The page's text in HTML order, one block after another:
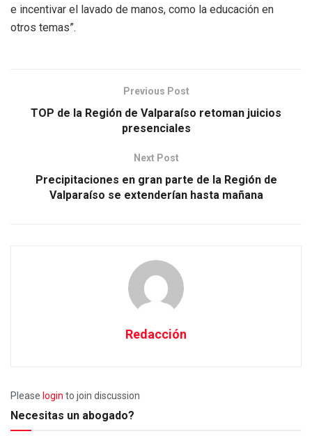
e incentivar el lavado de manos, como la educación en
otros temas”.
Previous Post
TOP de la Región de Valparaíso retoman juicios
presenciales
Next Post
Precipitaciones en gran parte de la Región de
Valparaíso se extenderían hasta mañana
Redacción
Please login to join discussion
Necesitas un abogado?